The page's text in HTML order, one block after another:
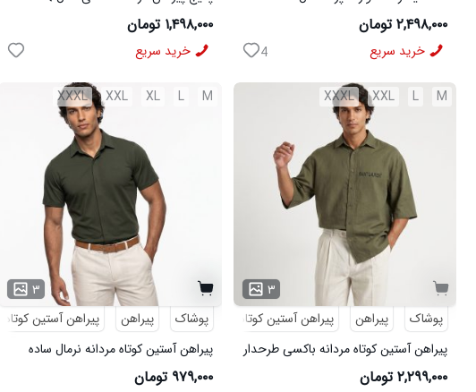
مشکی
۲,۴۹۸,۰۰۰ تومان
خرید سریع 4
شلوار مردانه مشکی مدل MOBIN
۱,۴۹۸,۰۰۰ تومان
خرید سریع
M
L
XXL
XXXL
۳
پوشاک
پیراهن پیراهن آستین کوتاه
طرحدار
پیراهن آستین کوتاه مردانه باکسی طرحدار
لینن سبز مدل 50971
۲,۲۹۹,۰۰۰ تومان
M
L
XL
XXL
XXXL
۳
پوشاک
پیراهن
پیراهن آستین کوتاه
پیراهن آستین کوتاه مردانه نرمال ساده
ویسکوز سبز مدل 50977
۹۷۹,۰۰۰ تومان